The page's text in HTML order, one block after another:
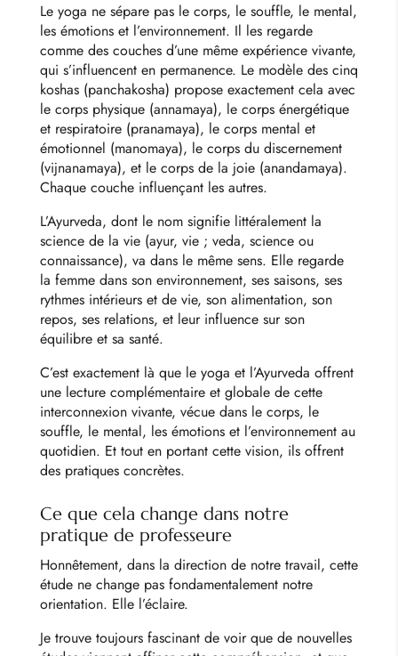
Le yoga ne sépare pas le corps, le souffle, le mental,
les émotions et l’environnement. Il les regarde
comme des couches d’une même expérience vivante,
qui s’influencent en permanence. Le modèle des cinq
koshas (panchakosha) propose exactement cela avec
le corps physique (annamaya), le corps énergétique
et respiratoire (pranamaya), le corps mental et
émotionnel (manomaya), le corps du discernement
(vijnanamaya), et le corps de la joie (anandamaya).
Chaque couche influençant les autres.
L’Ayurveda, dont le nom signifie littéralement la
science de la vie (ayur, vie ; veda, science ou
connaissance), va dans le même sens. Elle regarde
la femme dans son environnement, ses saisons, ses
rythmes intérieurs et de vie, son alimentation, son
repos, ses relations, et leur influence sur son
équilibre et sa santé.
C’est exactement là que le yoga et l’Ayurveda offrent
une lecture complémentaire et globale de cette
interconnexion vivante, vécue dans le corps, le
souffle, le mental, les émotions et l’environnement au
quotidien. Et tout en portant cette vision, ils offrent
des pratiques concrètes.
Ce que cela change dans notre
pratique de professeure
Honnêtement, dans la direction de notre travail, cette
étude ne change pas fondamentalement notre
orientation. Elle l’éclaire.
Je trouve toujours fascinant de voir que de nouvelles